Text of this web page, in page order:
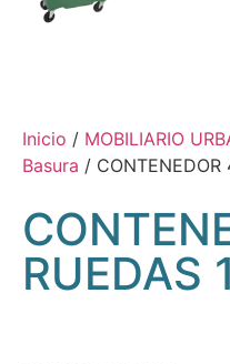
Inicio / MOBILIARIO
Basura / CONTENEDOR
RUEDAS